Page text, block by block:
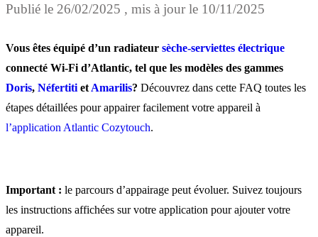
Pourquoi connecter votre
sèche-serviettes Wi-Fi à
l’application Atlantic
Cozytouch ?
l’application Atlantic
Cozytouch ?
Publié le 26/02/2025 , mis à jour le 10/11/2025
Vous êtes équipé d’un radiateur sèche-serviettes électrique
connecté Wi-Fi d’Atlantic, tel que les modèles des gammes
Doris, Néfertiti et Amarilis? Découvrez dans cette FAQ toutes les
étapes détaillées pour appairer facilement votre appareil à
l’application Atlantic Cozytouch.
Important : le parcours d’appairage peut évoluer. Suivez toujours
les instructions affichées sur votre application pour ajouter votre
appareil.